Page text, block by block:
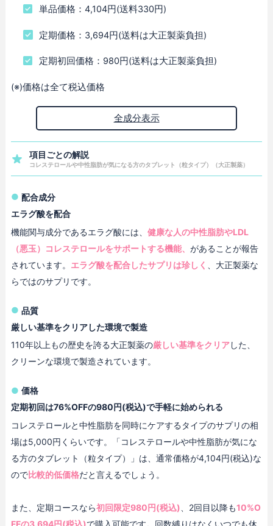
単品価格：4,104円(送料330円)
定期価格：3,694円(送料は大正製薬負担)
定期初回価格：980円(送料は大正製薬負担)
(※)価格は全て税込価格
全成分表示
項目ごとの解説
コレステロールや中性脂肪が気になる方のタブレット（粒タイプ）（大正製薬）
配合成分
エラグ酸を配合
機能関与成分であるエラグ酸には、 健康な人の中性脂肪やLDL
（悪玉）コレステロールをサポートする機能、 があることが報告
されています。 エラグ酸を配合したサプリは珍しく
、大正製薬な
らではのサプリです。
品質
厳しい基準をクリアした環境で製造
110年以上もの歴史を誇る大正製薬の厳しい基準をクリアした、
クリーンな環境で製造されています。
価格
定期初回は76%OFFの980円(税込)で手軽に始められる
コレステロールと中性脂肪を同時にケアするタイプのサプリの相
場は5,000円くらいです。「コレステロールや中性脂肪が気にな
る方のタブレット（粒タイプ）」は、通常価格が4,104円(税込)な
ので比較的低価格だと言えるでしょう。
また、定期コースなら初回限定980円(税込) 、2回目以降も10%O